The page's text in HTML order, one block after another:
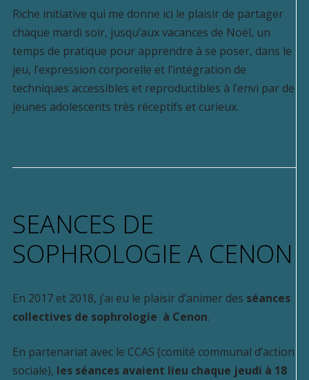
Riche initiative qui me donne ici le plaisir de partager
chaque mardi soir, jusqu’aux vacances de Noël, un
temps de pratique pour apprendre à se poser, dans le
jeu, l’expression corporelle et l’intégration de
techniques accessibles et reproductibles à l’envi par de
jeunes adolescents très réceptifs et curieux.
SEANCES DE
SOPHROLOGIE A CENON
En 2017 et 2018, j’ai eu le plaisir d’animer des séances
collectives de sophrologie à Cenon.
En partenariat avec le CCAS (comité communal d’action
sociale), les séances avaient lieu chaque jeudi à 18